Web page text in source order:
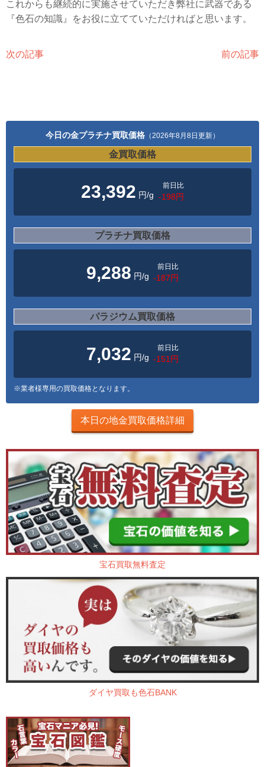
これからも継続的に実施させていただき弊社に武器である
『色石の知識』をお役に立てていただければと思います。
次の記事 前の記事
今日の金プラチナ買取価格 （2026年8月8日更新）
金買取価格
23,392 円/g
前日比
-198円
プラチナ買取価格
9,288 円/g
前日比
-187円
パラジウム買取価格
7,032 円/g
前日比
-151円
※業者様専用の買取価格となります。
本日の地金買取価格詳細
宝石買取無料査定
ダイヤ買取も色石BANK